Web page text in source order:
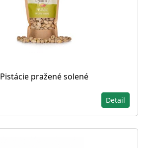
Pistácie pražené solené
Detail